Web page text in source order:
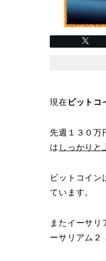
現在 ビットコ
先週１３０万
は しっかりと
ビットコイン
ています。
またイーサリ
ーサリアム２